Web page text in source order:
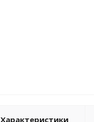
Характеристики